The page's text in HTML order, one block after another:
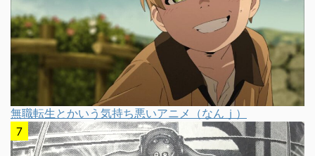
無職転生とかいう気持ち悪いアニメ（なんｊ）